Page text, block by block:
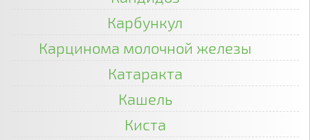
Карбункул
Карцинома молочной железы
Катаракта
Кашель
Киста